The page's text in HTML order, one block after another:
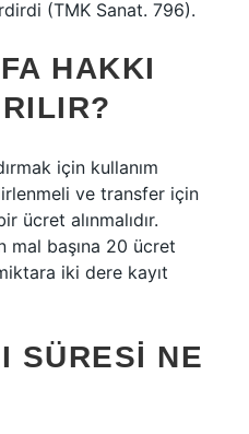
(TMK Sanat. 796).
HAKKI
için kullanım
ve transfer için
ücret alınmalıdır.
mal başına 20 ücret
iki dere kayıt
SÜRESI NE